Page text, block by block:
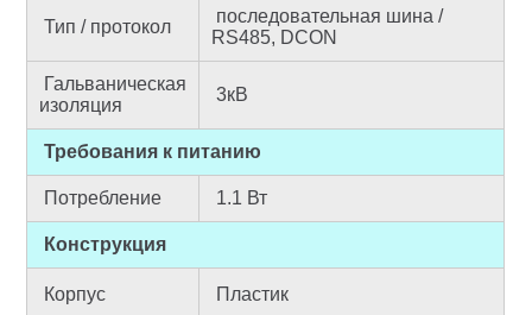
Тип / протокол
последовательная шина /
RS485, DCON
Гальваническая
изоляция
3кВ
Требования к питанию
Потребление 1.1 Вт
Конструкция
Корпус Пластик